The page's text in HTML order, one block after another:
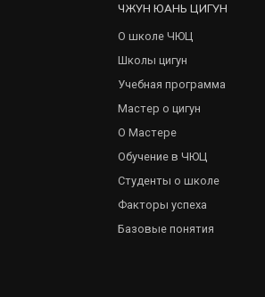
ЧЖУН ЮАНЬ ЦИГУН
О школе ЧЮЦ
Школы цигун
Учебная программа
Мастер о цигун
О Мастере
Обучение в ЧЮЦ
Студенты о школе
Факторы успеха
Базовые понятия